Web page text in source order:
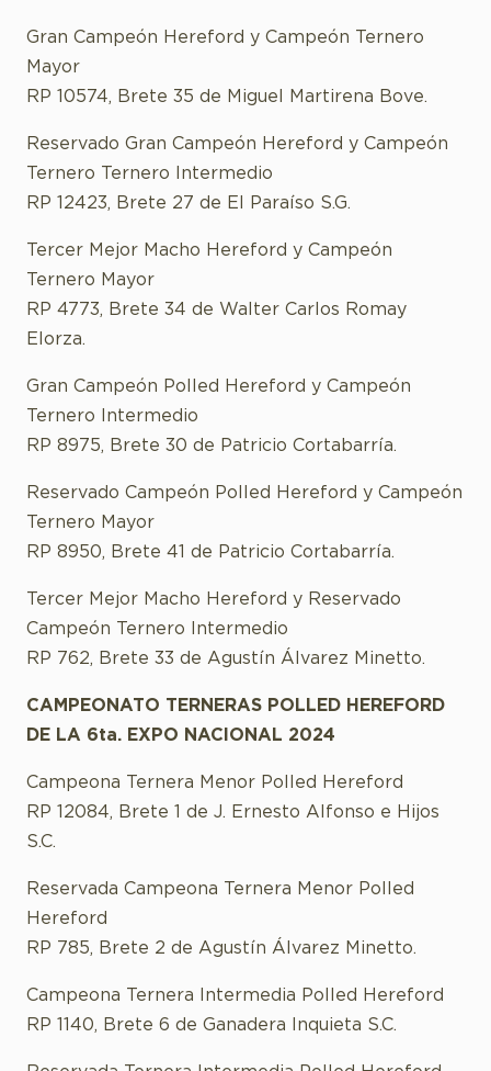
Gran Campeón Hereford y Campeón Ternero
Mayor
RP 10574, Brete 35 de Miguel Martirena Bove.
Reservado Gran Campeón Hereford y Campeón
Ternero Ternero Intermedio
RP 12423, Brete 27 de El Paraíso S.G.
Tercer Mejor Macho Hereford y Campeón
Ternero Mayor
RP 4773, Brete 34 de Walter Carlos Romay
Elorza.
Gran Campeón Polled Hereford y Campeón
Ternero Intermedio
RP 8975, Brete 30 de Patricio Cortabarría.
Reservado Campeón Polled Hereford y Campeón
Ternero Mayor
RP 8950, Brete 41 de Patricio Cortabarría.
Tercer Mejor Macho Hereford y Reservado
Campeón Ternero Intermedio
RP 762, Brete 33 de Agustín Álvarez Minetto.
CAMPEONATO TERNERAS POLLED HEREFORD
DE LA 6ta. EXPO NACIONAL 2024
Campeona Ternera Menor Polled Hereford
RP 12084, Brete 1 de J. Ernesto Alfonso e Hijos
S.C.
Reservada Campeona Ternera Menor Polled
Hereford
RP 785, Brete 2 de Agustín Álvarez Minetto.
Campeona Ternera Intermedia Polled Hereford
RP 1140, Brete 6 de Ganadera Inquieta S.C.